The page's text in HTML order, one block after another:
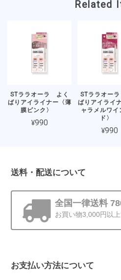
Related
STララオーラ よく
ばりアイライナー〈薄
膜ピンク〉
¥990
STララオー
ばりアイライ
ャラメルワイ
ド〉
¥990
送料・配送について
全国一律送料
お買い物3,000円以
お支払い方法について